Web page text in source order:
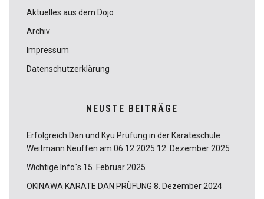
Aktuelles aus dem Dojo
Archiv
Impressum
Datenschutzerklärung
NEUSTE BEITRÄGE
Erfolgreich Dan und Kyu Prüfung in der Karateschule
Weitmann Neuffen am 06.12.2025 12. Dezember 2025
Wichtige Info`s 15. Februar 2025
OKINAWA KARATE DAN PRÜFUNG 8. Dezember 2024